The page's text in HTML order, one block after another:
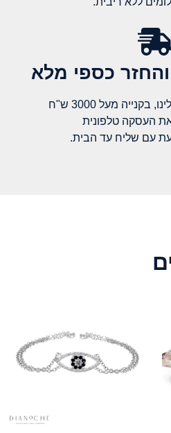
כספי מלא​
מעל 3000 ש"ח
העסקה טלפונית
עם שליח עד הבית.